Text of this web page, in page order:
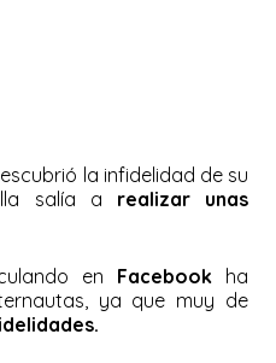
la infidelidad de su
salía a realizar unas
en Facebookha
ya que muy de